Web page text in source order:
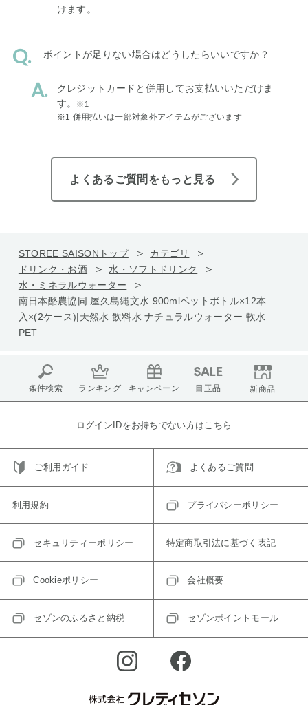
けます。
ポイントが足りない場合はどうしたらいいですか？
クレジットカードと併用してお支払いいただけま
す。
※1
※1 併用払いは一部対象外アイテムがございます
よくあるご質問をもっと見る
STOREE SAISONトップ
カテゴリ
ドリンク・お酒
水・ソフトドリンク
水・ミネラルウォーター
南日本酪農協同 屋久島縄文水 900mlペットボトル×12本
入×(2ケース)|天然水 飲料水 ナチュラルウォーター 軟水
PET
条件検索 ランキング キャンペーン 目玉品 新商品
ログインIDをお持ちでない方はこちら
ご利用ガイド よくあるご質問
利用規約 プライバシーポリシー
セキュリティーポリシー 特定商取引法に基づく表記
Cookieポリシー 会社概要
セゾンのふるさと納税 セゾンポイントモール